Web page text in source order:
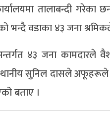
तालाबन्दी
भन्दै वडाका ४३ जना
४३ जना
सुनिल दासले अफूहरूले
बताए ।